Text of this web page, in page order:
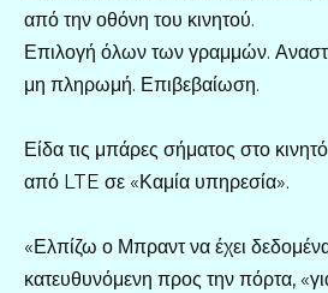
από την οθόνη του κινητού.
Επιλογή όλων των γραμμών.
μη πληρωμή. Επιβεβαίωση.
Είδα τις μπάρες σήματος στο
από LTE σε «Καμία υπηρεσία».
«Ελπίζω ο Μπραντ να έχει
κατευθυνόμενη προς την πόρτα,